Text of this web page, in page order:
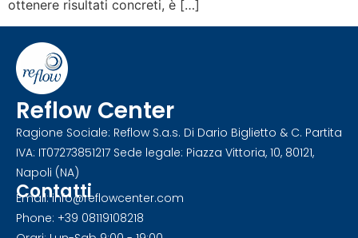
ottenere risultati concreti, è […]
Reflow Center
Ragione Sociale: Reflow S.a.s. Di Dario Biglietto & C. Partita
IVA: IT07273851217 Sede legale: Piazza Vittoria, 10, 80121,
Napoli (NA)
Contatti
Email: info@reflowcenter.com
Phone: +39 08119108218